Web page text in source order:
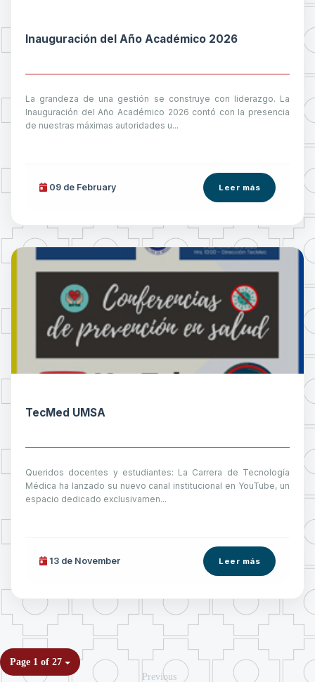
Inauguración del Año Académico 2026
La grandeza de una gestión se construye con liderazgo. La
Inauguración del Año Académico 2026 contó con la presencia
de nuestras máximas autoridades u...
09 de February Leer más
TecMed UMSA
Queridos docentes y estudiantes: La Carrera de Tecnología
Médica ha lanzado su nuevo canal institucional en YouTube, un
espacio dedicado exclusivamen...
13 de November Leer más
Page 1 of 27
Previous